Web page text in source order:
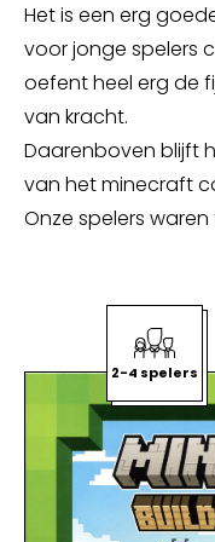
Het is een erg
voor jonge spelers
oefent heel erg de
van kracht.
Daarenboven blijft
van het minecraft
Onze spelers waren
2-4 spelers